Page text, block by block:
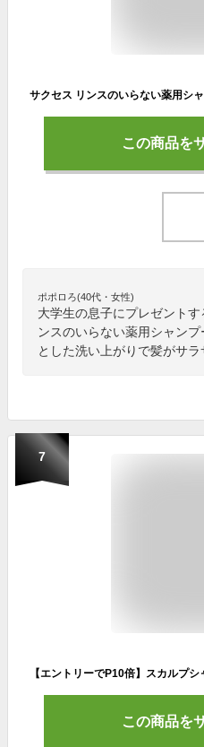
この商品を
ポポロろ(40代・女性)
大学生の息子にプレゼント
ンスのいらない薬用シャン
とした洗い上がりで髪がサラ
7
この商品を